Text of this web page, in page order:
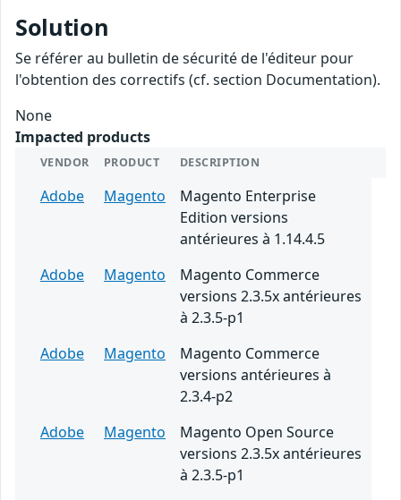
Solution
Se référer au bulletin de sécurité de l'éditeur pour
l'obtention des correctifs (cf. section Documentation).
None
Impacted products
VENDOR PRODUCT DESCRIPTION
Adobe Magento
Magento Enterprise
Edition versions
antérieures à 1.14.4.5
Adobe
Magento
Magento Commerce
versions 2.3.5x antérieures
à 2.3.5-p1
Adobe
Magento
Magento Commerce
versions antérieures à
2.3.4-p2
Adobe
Magento
Magento Open Source
versions 2.3.5x antérieures
à 2.3.5-p1